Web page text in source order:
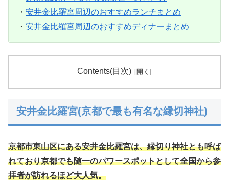
・ 安井金比羅宮周辺のおすすめランチまとめ
・ 安井金比羅宮周辺のおすすめディナーまとめ
Contents(目次)
安井金比羅宮(京都で最も有名な縁切神社)
京都市東山区にある安井金比羅宮は、縁切り神社とも呼ば
れており京都でも随一のパワースポットとして全国から参
拝者が訪れるほど大人気。